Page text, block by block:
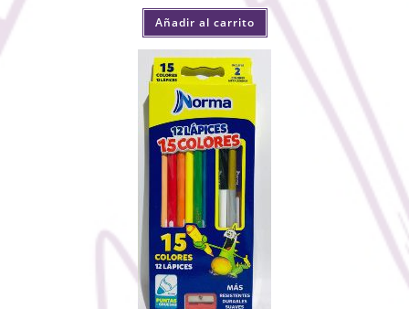
Añadir al carrito